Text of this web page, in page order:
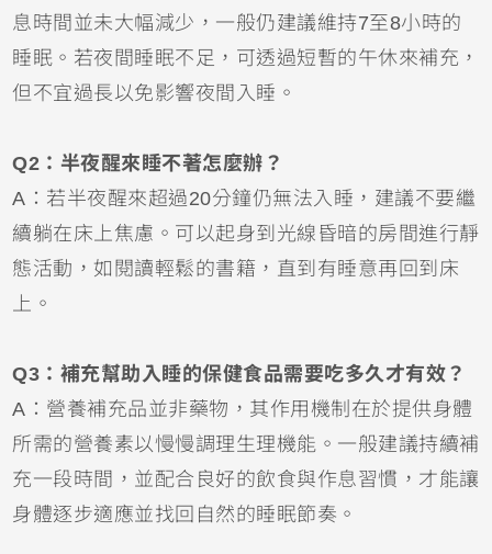
息時間並未大幅減少，一般仍建議維持7至8小時的
睡眠。若夜間睡眠不足，可透過短暫的午休來補充，
但不宜過長以免影響夜間入睡。
Q2：半夜醒來睡不著怎麼辦？
A：若半夜醒來超過20分鐘仍無法入睡，建議不要繼
續躺在床上焦慮。可以起身到光線昏暗的房間進行靜
態活動，如閱讀輕鬆的書籍，直到有睡意再回到床
上。
Q3：補充幫助入睡的保健食品需要吃多久才有效？
A：營養補充品並非藥物，其作用機制在於提供身體
所需的營養素以慢慢調理生理機能。一般建議持續補
充一段時間，並配合良好的飲食與作息習慣，才能讓
身體逐步適應並找回自然的睡眠節奏。